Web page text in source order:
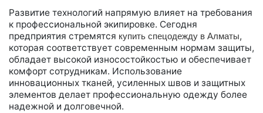
Развитие технологий напрямую влияет на требования
к профессиональной экипировке. Сегодня
предприятия стремятся купить спецодежду в Алматы,
которая соответствует современным нормам защиты,
обладает высокой износостойкостью и обеспечивает
комфорт сотрудникам. Использование
инновационных тканей, усиленных швов и защитных
элементов делает профессиональную одежду более
надежной и долговечной.